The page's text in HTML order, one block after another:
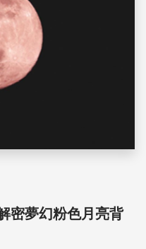
密夢幻粉色月亮背